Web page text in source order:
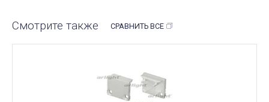
Смотрите также СРАВНИТЬ ВСЕ